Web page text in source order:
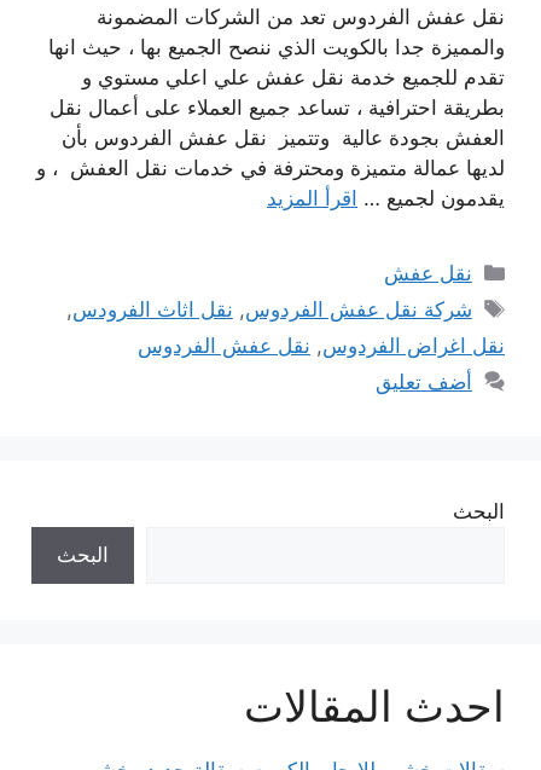
نقل عفش الفردوس تعد من الشركات المضمونة
والمميزة جدا بالكويت الذي ننصح الجميع بها ، حيث انها
تقدم للجميع خدمة نقل عفش علي اعلي مستوي و
بطريقة احترافية ، تساعد جميع العملاء على أعمال نقل
العفش بجودة عالية وتتميز نقل عفش الفردوس بأن
لديها عمالة متميزة ومحترفة في خدمات نقل العفش ، و
يقدمون لجميع … اقرأ المزيد
التصنيفات
نقل عفش
الوسوم
شركة نقل عفش الفردوس, نقل اثاث الفرودس,
نقل اغراض الفردوس, نقل عفش الفردوس
أضف تعليق
البحث
البحث
احدث المقالات